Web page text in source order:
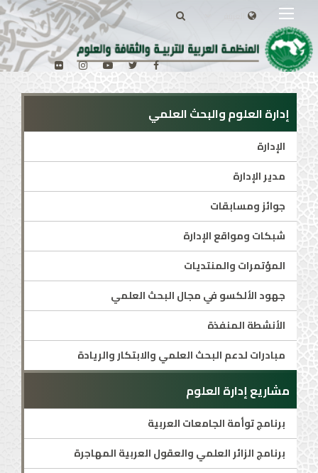
إدارة العلوم والبحث العلمي
الإدارة
مدير الإدارة
جوائز ومسابقات
شبكات ومواقع الإدارة
المؤتمرات والمنتديات
جهود الألكسو في مجال البحث العلمي
الأنشطة المنفذة
مبادرات لدعم البحث العلمي والابتكار والريادة
مشاريع إدارة العلوم
برنامج توأمة الجامعات العربية
برنامج الزائر العلمي والعقول العربية المهاجرة